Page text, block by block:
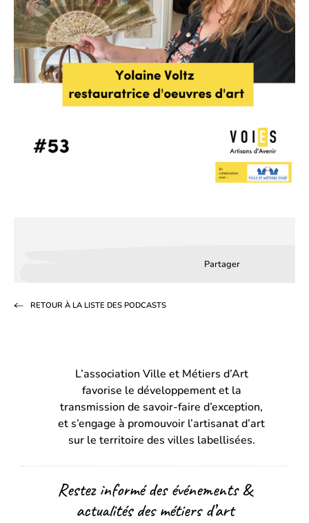
Partager
un
onglet)onglet)
RETOUR À LA LISTE DES PODCASTS
L’association Ville et Métiers d’Art
favorise le développement et la
transmission de savoir-faire d’exception,
et s’engage à promouvoir l’artisanat d’art
sur le territoire des villes labellisées.
Restez informé des événements &
actualités des métiers d’art